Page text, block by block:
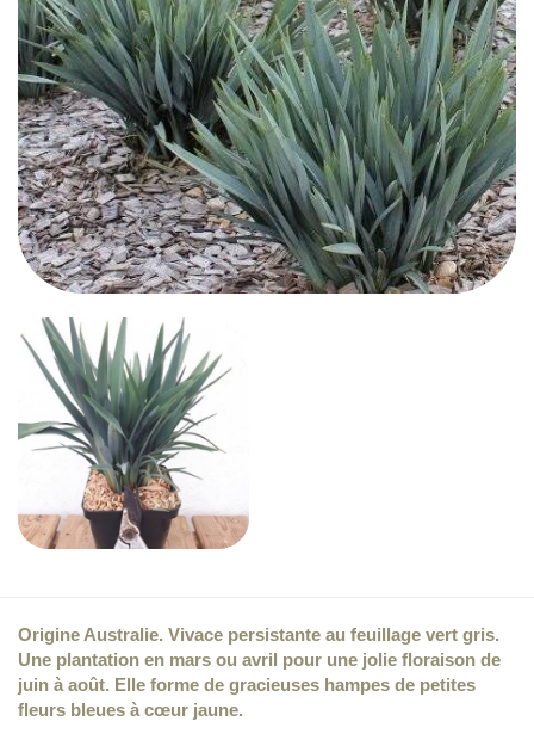
Origine Australie. Vivace persistante au feuillage vert gris.
Une plantation en mars ou avril pour une jolie floraison de
juin à août. Elle forme de gracieuses hampes de petites
fleurs bleues à cœur jaune.